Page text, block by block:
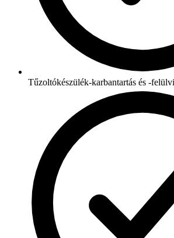
Tűzoltókészülék-karbantartás és -